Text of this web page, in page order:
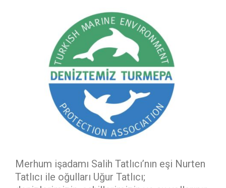
Merhum işadamı Salih Tatlıcı’nın eşi Nurten
Tatlıcı ile oğulları Uğur Tatlıcı;